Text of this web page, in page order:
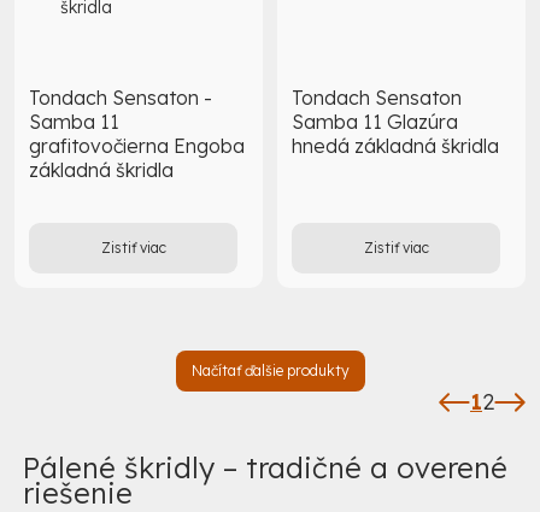
Tondach Sensaton -
Samba 11
grafitovočierna Engoba
základná škridla
Zistiť viac
Tondach Sensaton
Samba 11 Glazúra
hnedá základná škridla
Zistiť viac
Načítať ďalšie produkty
12
Pálené škridly – tradičné a overené
riešenie